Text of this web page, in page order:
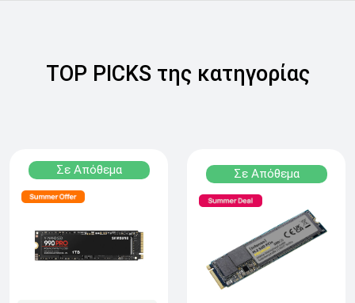
TOP PICKS της κατηγορίας
Σε Απόθεμα Σε Απόθεμα